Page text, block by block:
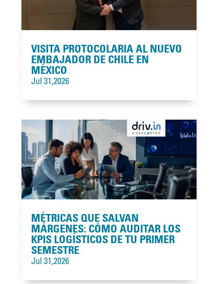
VISITA PROTOCOLARIA AL NUEVO
EMBAJADOR DE CHILE EN
MÉXICO
Jul 31,2026
MÉTRICAS QUE SALVAN
MÁRGENES: CÓMO AUDITAR LOS
KPIS LOGÍSTICOS DE TU PRIMER
SEMESTRE
Jul 31,2026